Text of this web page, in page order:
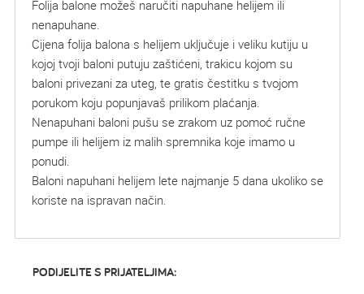
Folija balone možeš naručiti napuhane helijem ili
nenapuhane.
Cijena folija balona s helijem uključuje i veliku kutiju u
kojoj tvoji baloni putuju zaštićeni, trakicu kojom su
baloni privezani za uteg, te gratis čestitku s tvojom
porukom koju popunjavaš prilikom plaćanja.
Nenapuhani baloni pušu se zrakom uz pomoć ručne
pumpe ili helijem iz malih spremnika koje imamo u
ponudi.
Baloni napuhani helijem lete najmanje 5 dana ukoliko se
koriste na ispravan način.
PODIJELITE S PRIJATELJIMA: